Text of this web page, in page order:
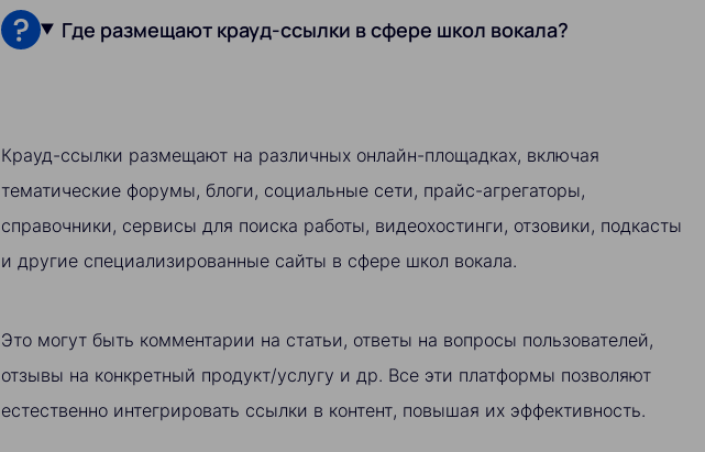
Где размещают крауд-ссылки в сфере школ вокала?
Крауд-ссылки размещают на различных онлайн-площадках, включая
тематические форумы, блоги, социальные сети, прайс-агрегаторы,
справочники, сервисы для поиска работы, видеохостинги, отзовики, подкасты
и другие специализированные сайты в сфере школ вокала.
Это могут быть комментарии на статьи, ответы на вопросы пользователей,
отзывы на конкретный продукт/услугу и др. Все эти платформы позволяют
естественно интегрировать ссылки в контент, повышая их эффективность.